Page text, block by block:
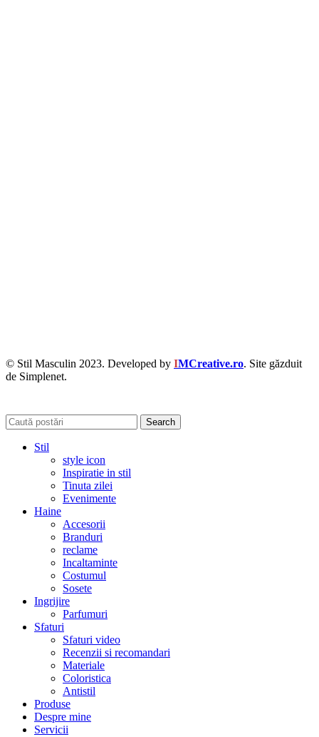
© Stil Masculin 2023. Developed by IMCreative.ro. Site găzduit
de Simplenet.
Search
Stil
style icon
Inspiratie in stil
Tinuta zilei
Evenimente
Haine
Accesorii
Branduri
reclame
Incaltaminte
Costumul
Sosete
Ingrijire
Parfumuri
Sfaturi
Sfaturi video
Recenzii si recomandari
Materiale
Coloristica
Antistil
Produse
Despre mine
Servicii